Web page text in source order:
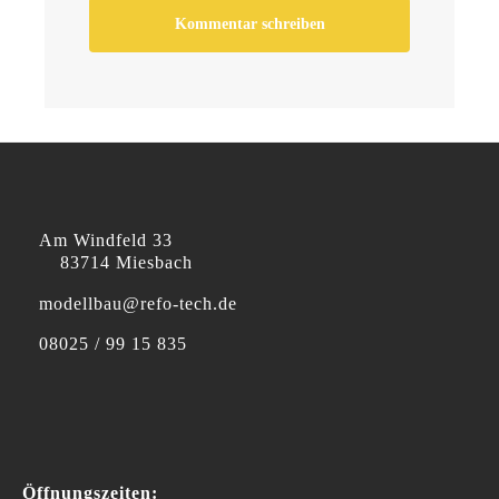
Am Windfeld 33
83714 Miesbach
modellbau@refo-tech.de
08025 / 99 15 835
Öffnungszeiten: